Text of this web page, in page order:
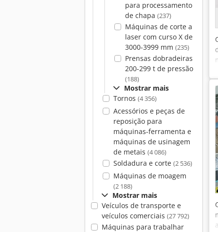
para processamento
de chapa (237)
Máquinas de corte a
laser com curso X de
3000-3999 mm (235)
Prensas dobradeiras
200-299 t de pressão
(188)
Mostrar mais
Tornos (4 356)
Acessórios e peças de
reposição para
máquinas-ferramenta e
máquinas de usinagem
de metais (4 086)
Soldadura e corte (2 536)
Máquinas de moagem
(2 188)
Mostrar mais
Veículos de transporte e
veículos comerciais (27 792)
Máquinas para trabalhar